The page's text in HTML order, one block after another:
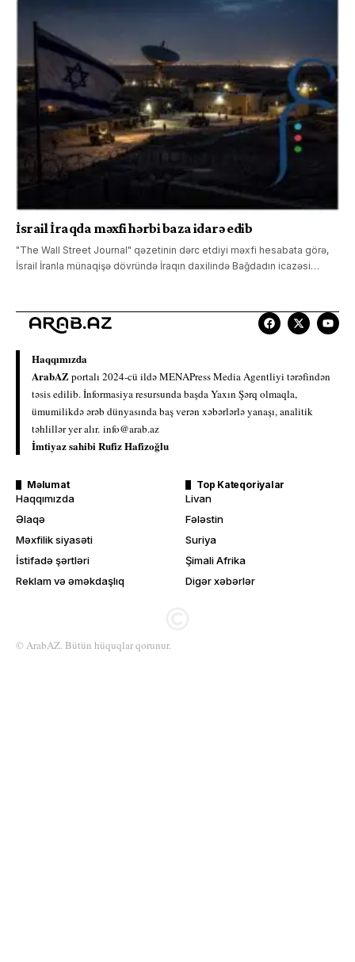
İsrail İraqda məxfi hərbi baza idarə edib
"The Wall Street Journal" qəzetinin dərc etdiyi məxfi hesabata görə,
İsrail İranla münaqişə dövründə İraqın daxilində Bağdadın icazəsi…
Haqqımızda
ArabAZportalı 2024-cü ildə MENAPress Media Agentliyi tərəfindən
təsis edilib. İnformasiya resursunda başda Yaxın Şərq olmaqla,
ümumilikdə ərəb dünyasında baş verən xəbərlərlə yanaşı, analitik
təhlillər yer alır. info@arab.az
İmtiyaz sahibi Rufiz Hafizoğlu
Məlumat
Haqqımızda
Əlaqə
Məxfilik siyasəti
İstifadə şərtləri
Reklam və əməkdaşlıq
Top Kateqoriyalar
Livan
Fələstin
Suriya
Şimali Afrika
Digər xəbərlər
© ArabAZ. Bütün hüquqlar qorunur.